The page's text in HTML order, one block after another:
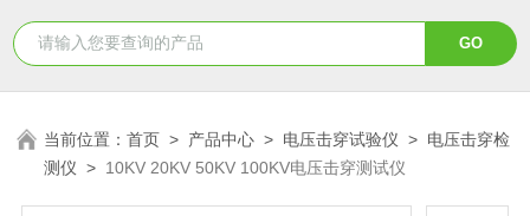
当前位置：首页 > 产品中心 > 电压击穿试验仪 > 电压击穿检
测仪 > 10KV 20KV 50KV 100KV电压击穿测试仪